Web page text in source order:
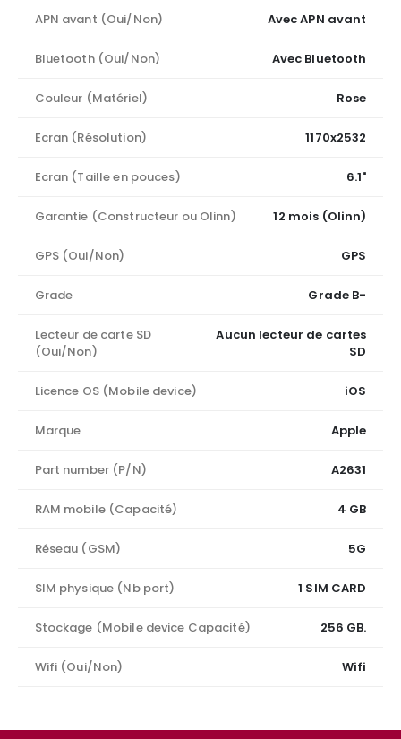
APN avant (Oui/Non) Avec APN avant
Bluetooth (Oui/Non) Avec Bluetooth
Couleur (Matériel) Rose
Ecran (Résolution) 1170x2532
Ecran (Taille en pouces) 6.1"
Garantie (Constructeur ou Olinn) 12 mois (Olinn)
GPS (Oui/Non) GPS
Grade Grade B-
Lecteur de carte SD
(Oui/Non)
Aucun lecteur de cartes
SD
Licence OS (Mobile device) iOS
Marque Apple
Part number (P/N) A2631
RAM mobile (Capacité) 4 GB
Réseau (GSM) 5G
SIM physique (Nb port) 1 SIM CARD
Stockage (Mobile device Capacité) 256 GB.
Wifi (Oui/Non) Wifi